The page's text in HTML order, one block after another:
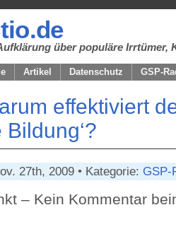
über populäre Irrtümer,
Artikel Datenschutz GSP-
effektiviert
Bildung‘?
27th, 2009 • Kategorie: GSP-
– Kein Kommentar